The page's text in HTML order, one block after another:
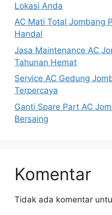
Lokasi Anda
AC Mati Total Jombang
Handal
Jasa Maintenance AC
Tahunan Hemat
Service AC Gedung
Terpercaya
Ganti Spare Part AC
Bersaing
Komentar
Tidak ada komentar